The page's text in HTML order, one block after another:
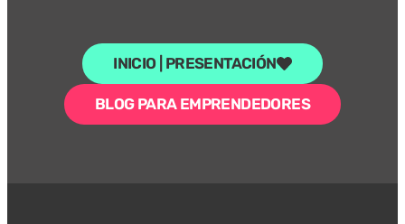
INICIO | PRESENTACIÓN
BLOG PARA EMPRENDEDORES